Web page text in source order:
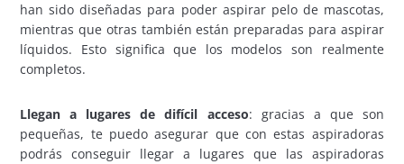
han sido diseñadas para poder aspirar pelo de mascotas,
mientras que otras también están preparadas para aspirar
líquidos. Esto significa que los modelos son realmente
completos.
Llegan a lugares de difícil acceso: gracias a que son
pequeñas, te puedo asegurar que con estas aspiradoras
podrás conseguir llegar a lugares que las aspiradoras